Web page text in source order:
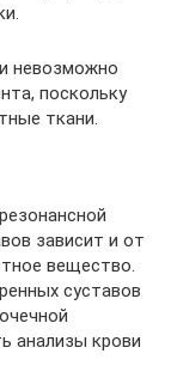
невозможно
поскольку
ткани.
зависит и от
вещество.
суставов
анализы крови